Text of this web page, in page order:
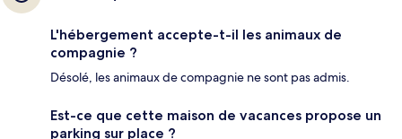
L'hébergement accepte-t-il les animaux de
compagnie ?
Désolé, les animaux de compagnie ne sont pas admis.
Est-ce que cette maison de vacances propose un
parking sur place ?